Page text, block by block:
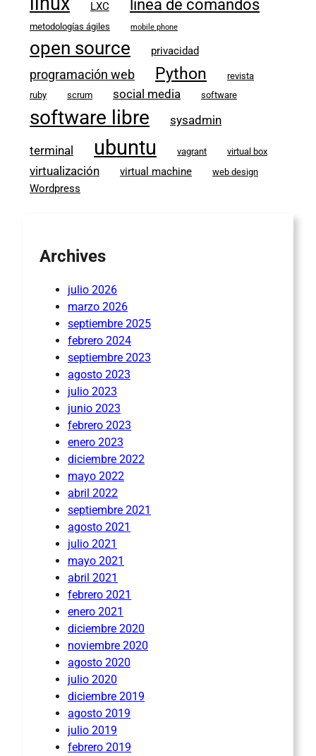
LXC línea de comandos
metodologías ágiles mobile phone
open source privacidad
programación web Python
revista
ruby
scrum social media software
software libre sysadmin
terminal ubuntu vagrant virtual box
virtualización virtual machine web design
Wordpress
Archives
julio 2026
marzo 2026
septiembre 2025
febrero 2024
septiembre 2023
agosto 2023
julio 2023
junio 2023
febrero 2023
enero 2023
diciembre 2022
mayo 2022
abril 2022
septiembre 2021
agosto 2021
julio 2021
mayo 2021
abril 2021
febrero 2021
enero 2021
diciembre 2020
noviembre 2020
agosto 2020
julio 2020
diciembre 2019
agosto 2019
julio 2019
febrero 2019